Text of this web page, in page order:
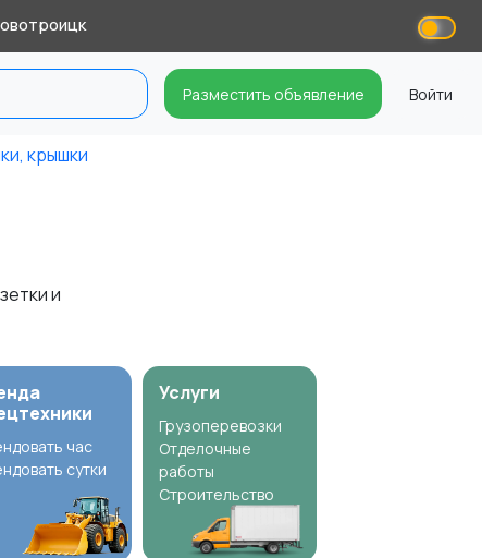
Разместить объявление Войти
крышки
и
час
сутки
Услуги
Грузоперевозки
Отделочные
работы
Строительство